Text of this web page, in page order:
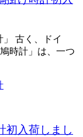
古く、ドイ
時計」は、一つ
初入荷しまし